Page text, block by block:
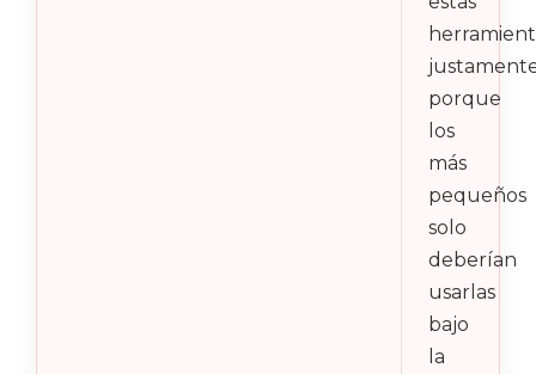
porque
los
más
pequeños
solo
deberían
usarlas
bajo
la